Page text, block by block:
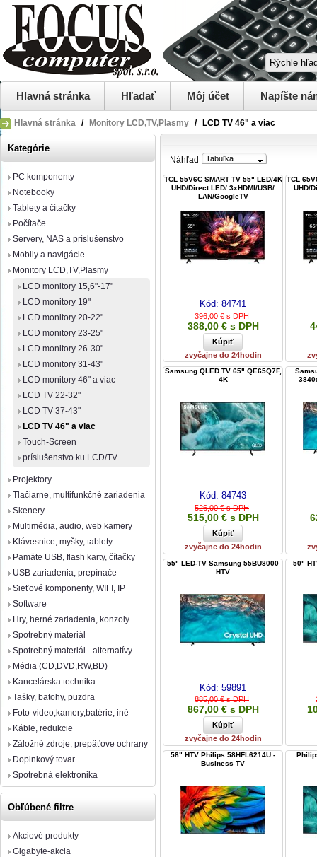
Hlavná stránka Hľadať Môj účet Napíšte
Hlavná stránka / Monitory LCD,TV,Plasmy / LCD TV 46" a viac
Kategórie
PC komponenty
Notebooky
Tablety a čítačky
Počítače
Servery, NAS a príslušenstvo
Mobily a navigácie
Monitory LCD,TV,Plasmy
LCD monitory 15,6"-17"
LCD monitory 19"
LCD monitory 20-22"
LCD monitory 23-25"
LCD monitory 26-30"
LCD monitory 31-43"
LCD monitory 46" a viac
LCD TV 22-32"
LCD TV 37-43"
LCD TV 46" a viac
Touch-Screen
príslušenstvo ku LCD/TV
Projektory
Tlačiarne, multifunkčné zariadenia
Skenery
Multimédia, audio, web kamery
Klávesnice, myšky, tablety
Pamäte USB, flash karty, čítačky
USB zariadenia, prepínače
Sieťové komponenty, WIFI, IP
Software
Hry, herné zariadenia, konzoly
Spotrebný materiál
Spotrebný materiál - alternatívy
Média (CD,DVD,RW,BD)
Kancelárska technika
Tašky, batohy, puzdra
Foto-video,kamery,batérie, iné
Káble, redukcie
Záložné zdroje, prepäťove ochrany
Doplnkový tovar
Spotrebná elektronika
Obľúbené filtre
Akciové produkty
Gigabyte-akcia
Náhľad Tabuľka
TCL 55V6C SMART TV 55" LED/4K
UHD/Direct LED/ 3xHDMI/USB/
LAN/GoogleTV
Kód: 84741
396,00 € s DPH
388,00 € s DPH
zvyčajne do 24hodin
TCL
UHD/
Samsung QLED TV 65" QE65Q7F,
4K
Kód: 84743
526,00 € s DPH
515,00 € s DPH
zvyčajne do 24hodin
55" LED-TV Samsung 55BU8000
HTV
Kód: 59891
885,00 € s DPH
867,00 € s DPH
zvyčajne do 24hodin
50"
58" HTV Philips 58HFL6214U -
Business TV